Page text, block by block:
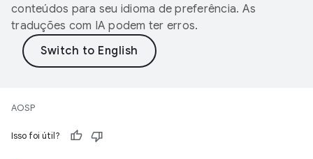
conteúdos para seu idioma de preferência. As
traduções com IA podem ter erros.
AOSP
Isso foi útil?